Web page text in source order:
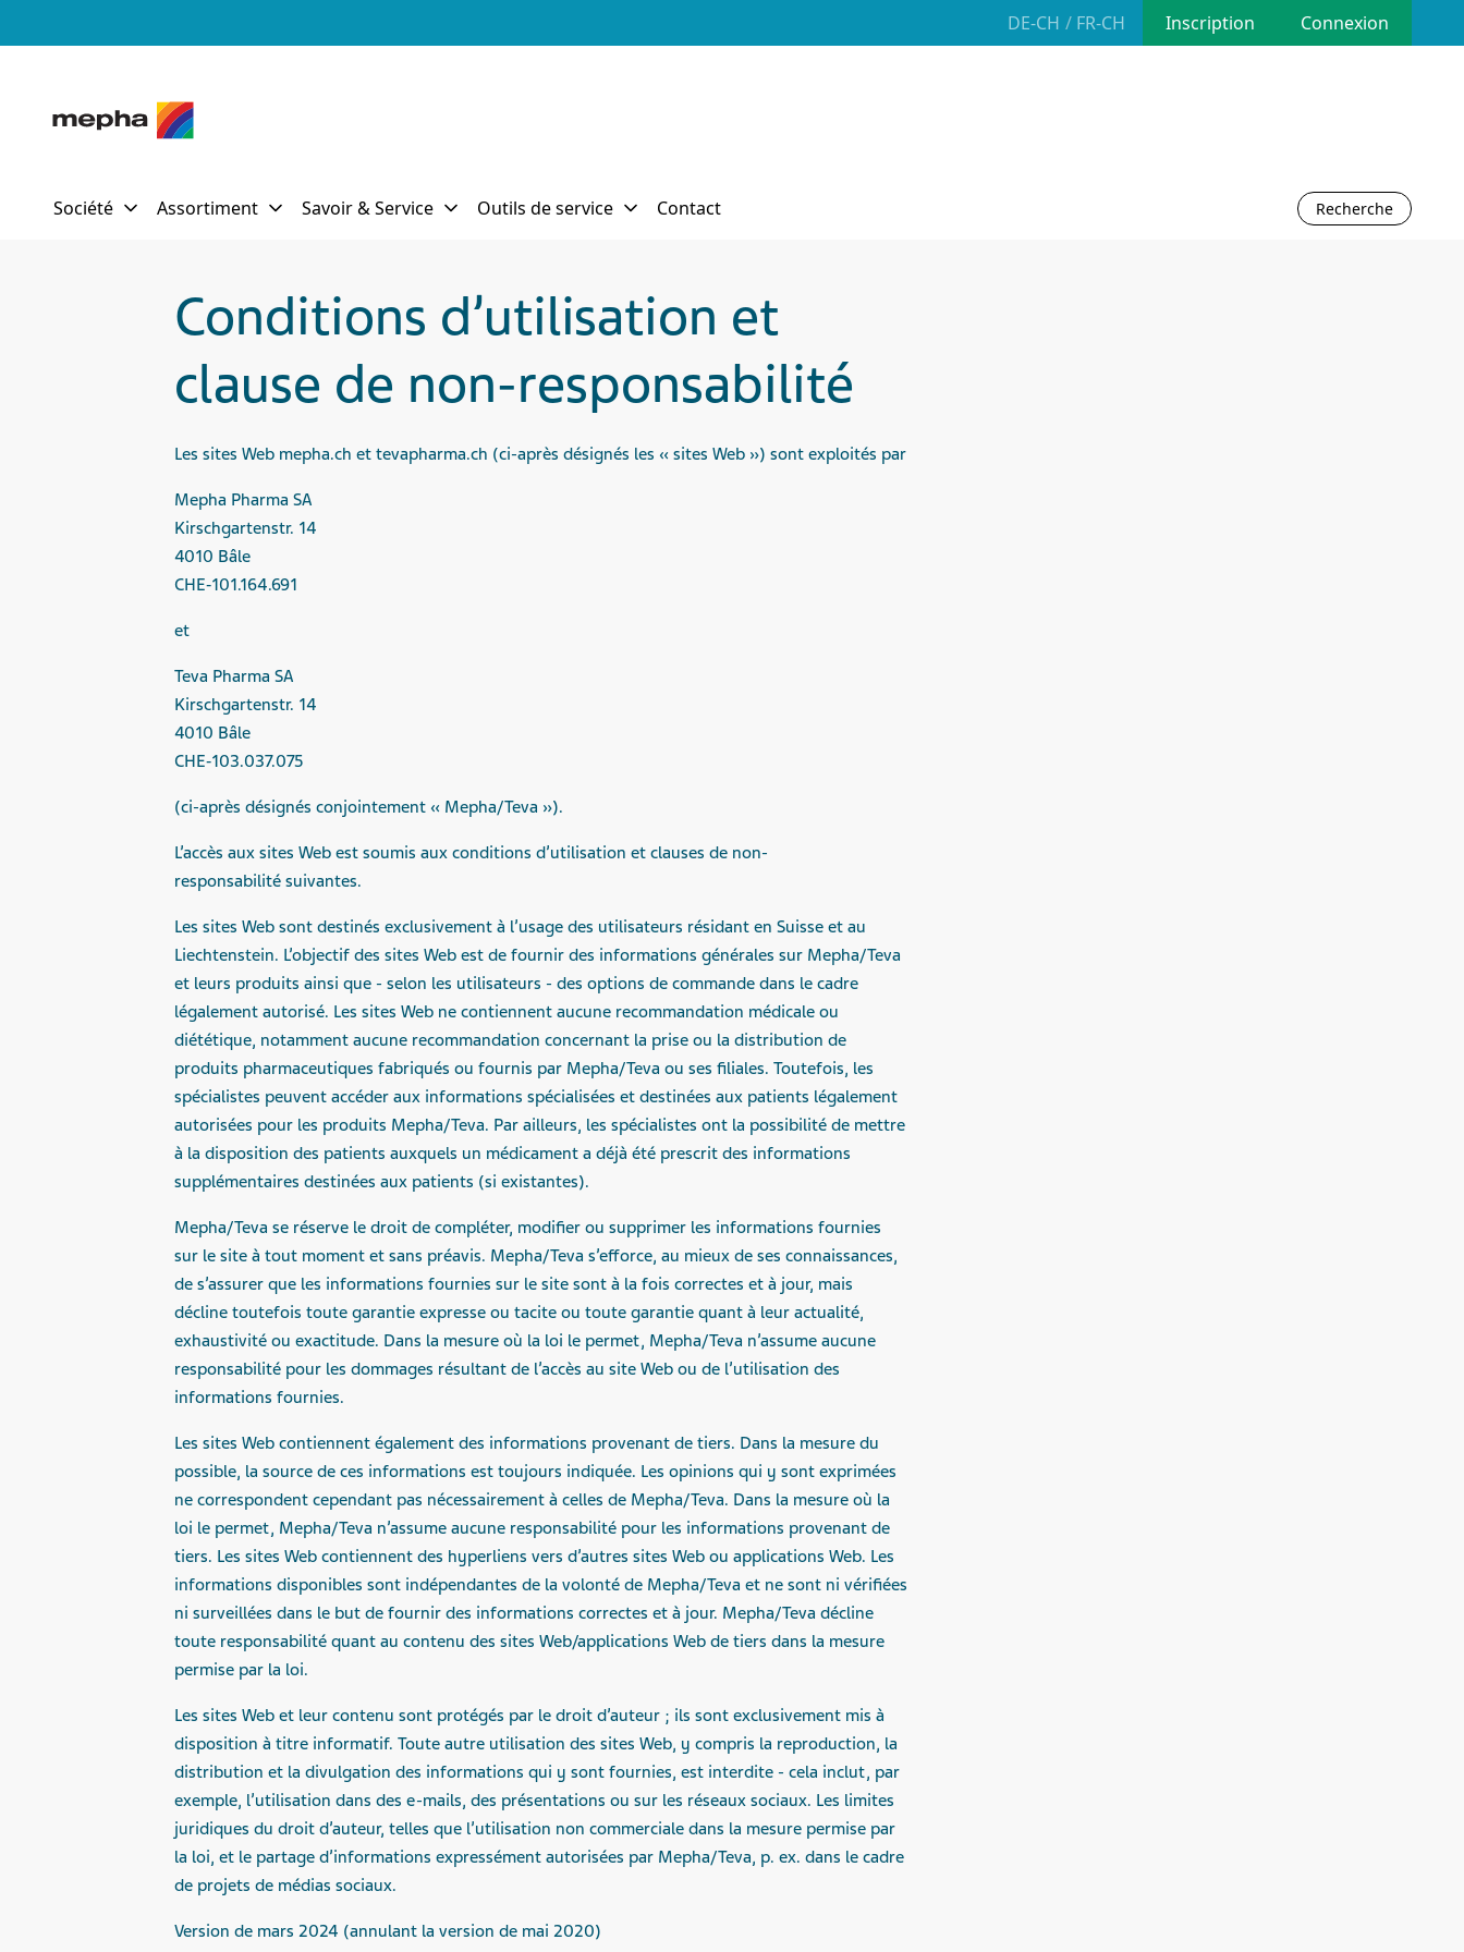
Inscription Connexion
Recherche
Conditions d’utilisation et
clause de non-responsabilité
Les sites Web mepha.ch et tevapharma.ch (ci-après désignés les « sites Web ») sont exploités par
Mepha Pharma SA
Kirschgartenstr. 14
4010 Bâle
CHE‑101.164.691
et
Teva Pharma SA
Kirschgartenstr. 14
4010 Bâle
CHE‑103.037.075
(ci-après désignés conjointement « Mepha/Teva »).
L’accès aux sites Web est soumis aux conditions d’utilisation et clauses de non-
responsabilité suivantes.
Les sites Web sont destinés exclusivement à l’usage des utilisateurs résidant en Suisse et au
Liechtenstein. L’objectif des sites Web est de fournir des informations générales sur Mepha/Teva
et leurs produits ainsi que - selon les utilisateurs - des options de commande dans le cadre
légalement autorisé. Les sites Web ne contiennent aucune recommandation médicale ou
diététique, notamment aucune recommandation concernant la prise ou la distribution de
produits pharmaceutiques fabriqués ou fournis par Mepha/Teva ou ses filiales. Toutefois, les
spécialistes peuvent accéder aux informations spécialisées et destinées aux patients légalement
autorisées pour les produits Mepha/Teva. Par ailleurs, les spécialistes ont la possibilité de mettre
à la disposition des patients auxquels un médicament a déjà été prescrit des informations
supplémentaires destinées aux patients (si existantes).
Mepha/Teva se réserve le droit de compléter, modifier ou supprimer les informations fournies
sur le site à tout moment et sans préavis. Mepha/Teva s’efforce, au mieux de ses connaissances,
de s’assurer que les informations fournies sur le site sont à la fois correctes et à jour, mais
décline toutefois toute garantie expresse ou tacite ou toute garantie quant à leur actualité,
exhaustivité ou exactitude. Dans la mesure où la loi le permet, Mepha/Teva n’assume aucune
responsabilité pour les dommages résultant de l’accès au site Web ou de l’utilisation des
informations fournies.
Les sites Web contiennent également des informations provenant de tiers. Dans la mesure du
possible, la source de ces informations est toujours indiquée. Les opinions qui y sont exprimées
ne correspondent cependant pas nécessairement à celles de Mepha/Teva. Dans la mesure où la
loi le permet, Mepha/Teva n’assume aucune responsabilité pour les informations provenant de
tiers. Les sites Web contiennent des hyperliens vers d’autres sites Web ou applications Web. Les
informations disponibles sont indépendantes de la volonté de Mepha/Teva et ne sont ni vérifiées
ni surveillées dans le but de fournir des informations correctes et à jour. Mepha/Teva décline
toute responsabilité quant au contenu des sites Web/applications Web de tiers dans la mesure
permise par la loi.
Les sites Web et leur contenu sont protégés par le droit d’auteur ; ils sont exclusivement mis à
disposition à titre informatif. Toute autre utilisation des sites Web, y compris la reproduction, la
distribution et la divulgation des informations qui y sont fournies, est interdite - cela inclut, par
exemple, l’utilisation dans des e-mails, des présentations ou sur les réseaux sociaux. Les limites
juridiques du droit d’auteur, telles que l’utilisation non commerciale dans la mesure permise par
la loi, et le partage d’informations expressément autorisées par Mepha/Teva, p. ex. dans le cadre
de projets de médias sociaux.
Version de mars 2024 (annulant la version de mai 2020)